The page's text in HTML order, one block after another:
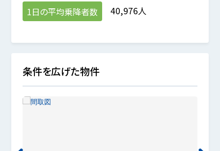
1日の平均乗降者数 40,976人
条件を広げた物件